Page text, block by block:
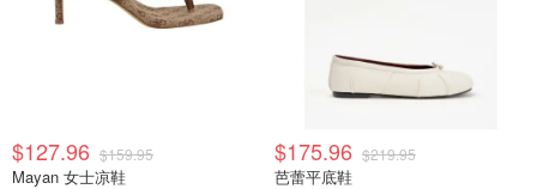
$127.96 $159.95
Mayan 女士凉鞋
$175.96 $219.95
芭蕾平底鞋